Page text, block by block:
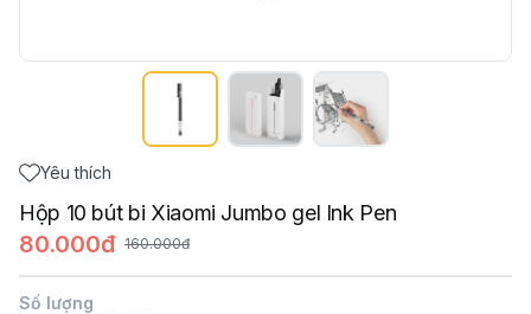
Yêu thích
Hộp 10 bút bi Xiaomi Jumbo gel Ink Pen
80.000đ 160.000đ
Số lượng